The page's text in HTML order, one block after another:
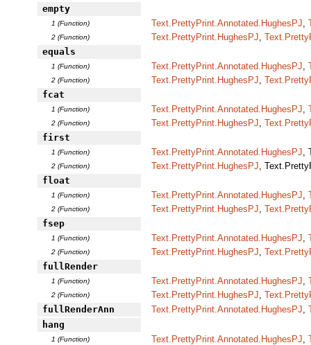
empty
1 (Function) Text.PrettyPrint.Annotated.HughesPJ
2 (Function) Text.PrettyPrint.HughesPJ
equals
1 (Function) Text.PrettyPrint.Annotated.HughesPJ
2 (Function) Text.PrettyPrint.HughesPJ
fcat
1 (Function) Text.PrettyPrint.Annotated.HughesPJ
2 (Function) Text.PrettyPrint.HughesPJ
first
1 (Function) Text.PrettyPrint.Annotated.HughesPJ
2 (Function) Text.PrettyPrint.HughesPJ ,
float
1 (Function) Text.PrettyPrint.Annotated.HughesPJ
2 (Function) Text.PrettyPrint.HughesPJ
fsep
1 (Function) Text.PrettyPrint.Annotated.HughesPJ
2 (Function) Text.PrettyPrint.HughesPJ
fullRender
1 (Function) Text.PrettyPrint.Annotated.HughesPJ
2 (Function) Text.PrettyPrint.HughesPJ
fullRenderAnn
Text.PrettyPrint.Annotated.HughesPJ
hang
1 (Function) Text.PrettyPrint.Annotated.HughesPJ